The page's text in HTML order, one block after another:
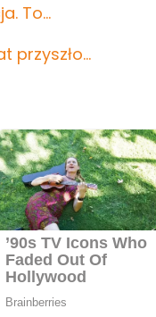
To…
przyszło…